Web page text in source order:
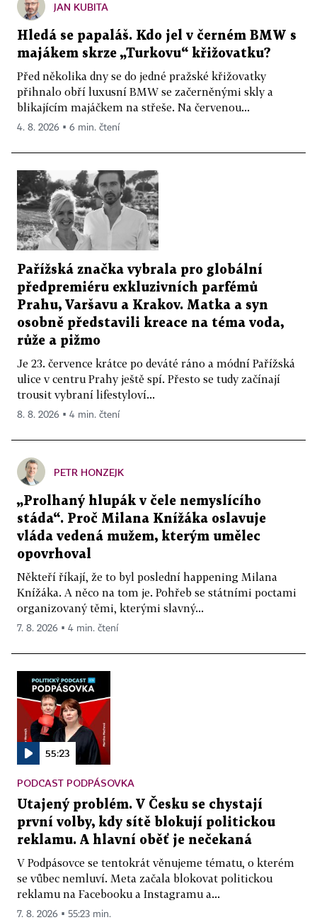
JAN KUBITA
Hledá se papaláš. Kdo jel v černém BMW s
majákem skrze „Turkovu“ křižovatku?
Před několika dny se do jedné pražské křižovatky
přihnalo obří luxusní BMW se začerněnými skly a
blikajícím majáčkem na střeše. Na červenou...
4. 8. 2026 ▪ 6 min. čtení
Pařížská značka vybrala pro globální
předpremiéru exkluzivních parfémů
Prahu, Varšavu a Krakov. Matka a syn
osobně představili kreace na téma voda,
růže a pižmo
Je 23. července krátce po deváté ráno a módní Pařížská
ulice v centru Prahy ještě spí. Přesto se tudy začínají
trousit vybraní lifestyloví...
8. 8. 2026 ▪ 4 min. čtení
PETR HONZEJK
„Prolhaný hlupák v čele nemyslícího
stáda“. Proč Milana Knížáka oslavuje
vláda vedená mužem, kterým umělec
opovrhoval
Někteří říkají, že to byl poslední happening Milana
Knížáka. A něco na tom je. Pohřeb se státními poctami
organizovaný těmi, kterými slavný...
7. 8. 2026 ▪ 4 min. čtení
55:23
PODCAST PODPÁSOVKA
Utajený problém. V Česku se chystají
první volby, kdy sítě blokují politickou
reklamu. A hlavní oběť je nečekaná
V Podpásovce se tentokrát věnujeme tématu, o kterém
se vůbec nemluví. Meta začala blokovat politickou
reklamu na Facebooku a Instagramu a...
7. 8. 2026 ▪ 55:23 min.